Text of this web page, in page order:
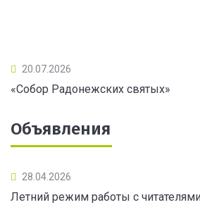
20.07.2026
«Собор Радонежских святых»
Объявления
28.04.2026
Летний режим работы с